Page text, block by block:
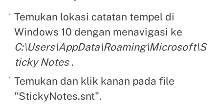
Temukan lokasi catatan tempel di
Windows 10 dengan menavigasi ke
C:\Users\AppData\Roaming\Microsoft\S
ticky Notes.
Temukan dan klik kanan pada file
"StickyNotes.snt".